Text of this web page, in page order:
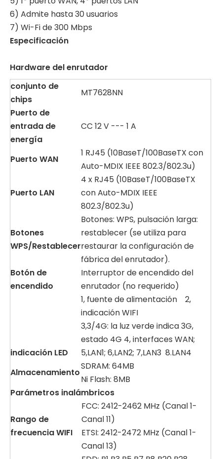
6) Admite hasta 30 usuarios
7) Wi-Fi de 300 Mbps
Especificación
Hardware del enrutador
conjunto de
chips
MT7628NN
Puerto de
entrada de
energía
CC 12 V --- 1 A
Puerto WAN
1 RJ45 (10BaseT/100BaseTX con
Auto-MDIX IEEE 802.3/802.3u)
Puerto LAN
4 x RJ45 (10BaseT/100BaseTX
con Auto-MDIX IEEE
802.3/802.3u)
Botones
WPS/Restablecer
Botones: WPS, pulsación larga:
restablecer (se utiliza para
restaurar la configuración de
fábrica del enrutador).
Botón de
encendido
Interruptor de encendido del
enrutador (no requerido)
indicación LED
1, fuente de alimentación 2,
indicación WIFI
3,3/4G: la luz verde indica 3G,
estado 4G 4, interfaces WAN;
5,LAN1; 6,LAN2; 7,LAN3 8.LAN4
Almacenamiento
SDRAM: 64MB
Ni Flash: 8MB
Parámetros inalámbricos
Rango de
frecuenciaWIFI
FCC: 2412-2462 MHz (Canal 1-
Canal 11)
ETSI: 2412-2472 MHz (Canal 1-
Canal 13)